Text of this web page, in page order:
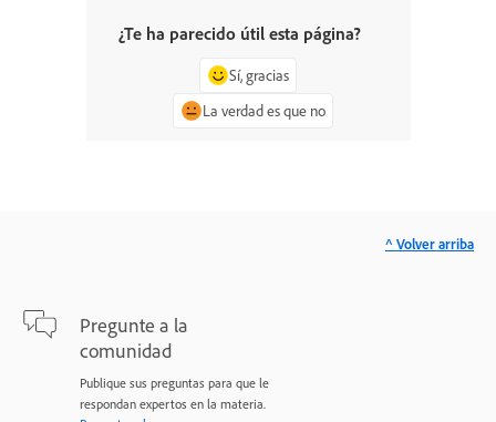
¿Te ha parecido útil esta página?
Sí, gracias
La verdad es que no
Pregunte a la
comunidad
Publique sus preguntas para que le
respondan expertos en la materia.
^ Volver arriba